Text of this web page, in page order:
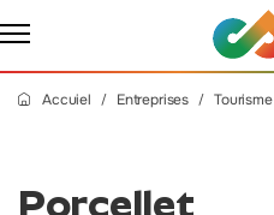
Accuiel Entreprises Tourisme
Porcellet